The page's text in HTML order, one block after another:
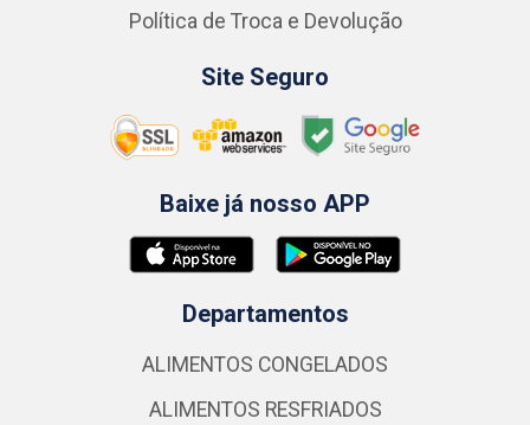
Política de Troca e Devolução
Site Seguro
Baixe já nosso APP
Departamentos
ALIMENTOS CONGELADOS
ALIMENTOS RESFRIADOS